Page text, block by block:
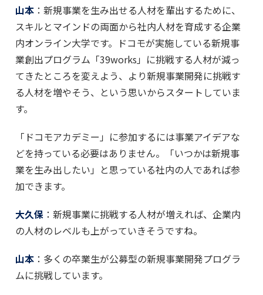
山本 ：新規事業を生み出せる人材を輩出するために、
スキルとマインドの両面から社内人材を育成する企業
内オンライン大学です。ドコモが実施している新規事
業創出プログラム「39works」に挑戦する人材が減っ
てきたところを変えよう、より新規事業開発に挑戦す
る人材を増やそう、という思いからスタートしていま
す。
「ドコモアカデミー」に参加するには事業アイデアな
どを持っている必要はありません。「いつかは新規事
業を生み出したい」と思っている社内の人であれば参
加できます。
大久保 ：新規事業に挑戦する人材が増えれば、企業内
の人材のレベルも上がっていきそうですね。
山本 ：多くの卒業生が公募型の新規事業開発プログラ
ムに挑戦しています。